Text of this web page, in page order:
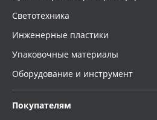
Светотехника
Инженерные пластики
Упаковочные материалы
Оборудование и инструмент
Покупателям